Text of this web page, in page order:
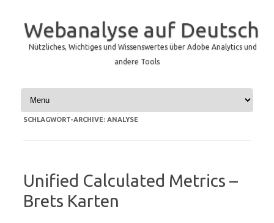
Webanalyse auf Deutsch
Nützliches, Wichtiges und Wissenswertes über Adobe Analytics und
andere Tools
Zum Inhalt springen
SCHLAGWORT-ARCHIVE: ANALYSE
Unified Calculated Metrics –
Brets Karten